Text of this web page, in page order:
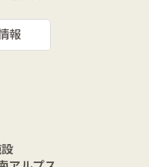
報